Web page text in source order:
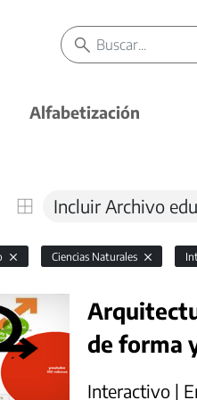
Alfabetización
Incluir Archivo
Ciencias Naturales
de forma
Interactivo |